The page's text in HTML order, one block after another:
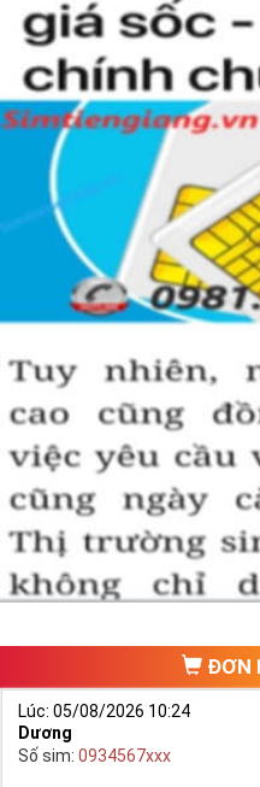
ĐƠN
Lúc: 05/08/2026 10:24
Dương
Số sim: 0934567xxx